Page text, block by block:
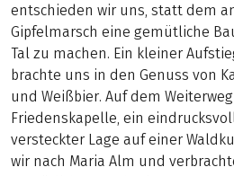
entschieden wir uns, statt dem
Gipfelmarsch eine gemütliche
Tal zu machen. Ein kleiner
brachte uns in den Genuss von
und Weißbier. Auf dem
Friedenskapelle, ein
versteckter Lage auf einer
wir nach Maria Alm und